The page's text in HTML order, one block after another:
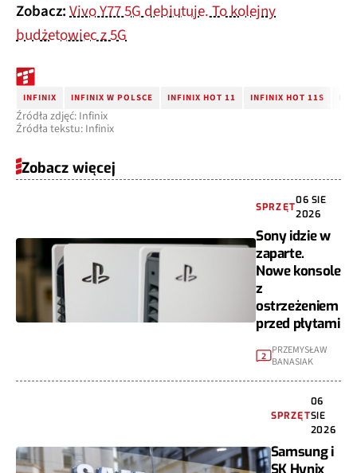
Zobacz:Vivo Y77 5G debiutuje. To kolejny
budżetowiec z 5G
INFINIX INFINIX W POLSCE INFINIX HOT 11 INFINIX HOT 11S
Źródła zdjęć: Infinix
Źródła tekstu: Infinix
Zobacz więcej
SPRZĘT
06 SIE
2026
Sony idzie w
zaparte.
Nowe konsole
z
ostrzeżeniem
przed płytami
2 PRZEMYSŁAW
BANASIAK
SPRZĘT
06
SIE
2026
Samsung i